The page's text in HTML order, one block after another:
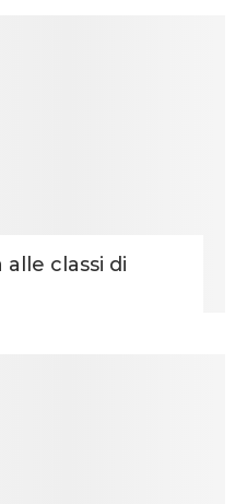
alle classi di